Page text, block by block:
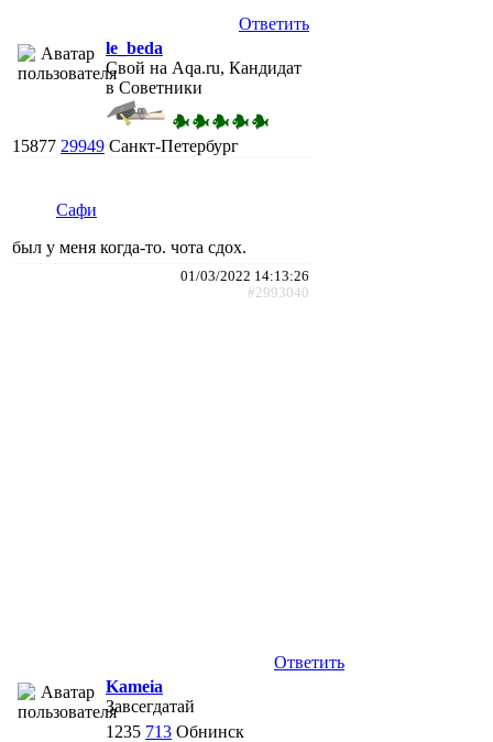
Ответить
le_beda
Свой на Aqa.ru, Кандидат
в Советники
15877 29949 Санкт-Петербург
Сафи
был у меня когда-то. чота сдох.
01/03/2022 14:13:26
#2993040
Ответить
Kameia
Завсегдатай
1235 713 Обнинск